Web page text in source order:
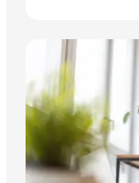
Zum Artikel